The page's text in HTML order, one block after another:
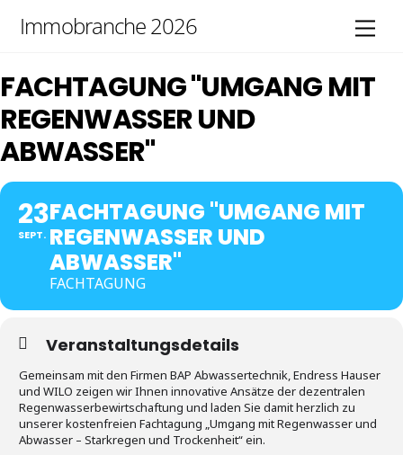
Immobranche 2026
FACHTAGUNG "UMGANG MIT
REGENWASSER UND
ABWASSER"
23
SEPT.
FACHTAGUNG "UMGANG MIT
REGENWASSER UND
ABWASSER"
FACHTAGUNG
Veranstaltungsdetails
Gemeinsam mit den Firmen BAP Abwassertechnik, Endress Hauser
und WILO zeigen wir Ihnen innovative Ansätze der dezentralen
Regenwasserbewirtschaftung und laden Sie damit herzlich zu
unserer kostenfreien Fachtagung „Umgang mit Regenwasser und
Abwasser – Starkregen und Trockenheit“ ein.